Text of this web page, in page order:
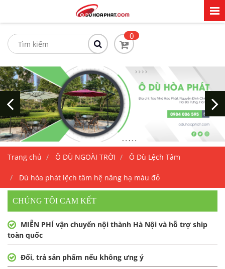
0
Trang chủ Ô DÙ NGOÀI TRỜI Ô Dù Lệch Tâm
Dù hòa phát lệch tâm hệ nâng hạ màu đỏ
CHÚNG TÔI CAM KẾT
MIỄN PHÍ vận chuyển nội thành Hà Nội và hỗ trợ ship
toàn quốc
Đổi, trả sản phẩm nếu không ưng ý